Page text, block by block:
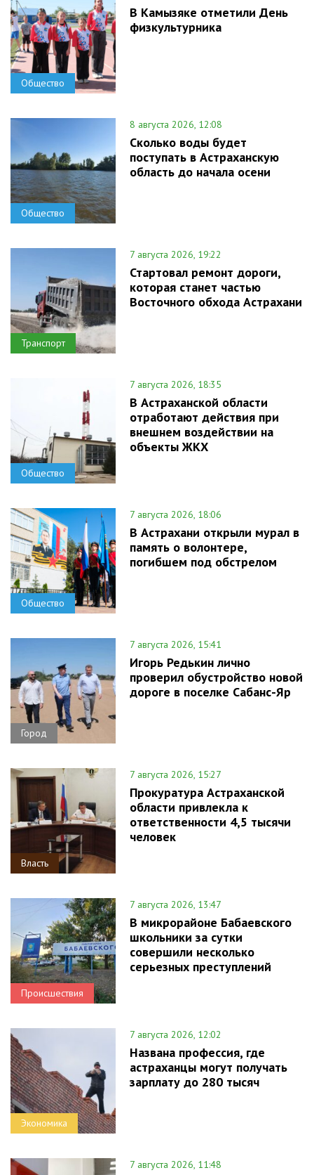
Общество
В Камызяке отметили День
физкультурника
Общество
8 августа 2026, 12:08
Сколько воды будет
поступать в Астраханскую
область до начала осени
Транспорт
7 августа 2026, 19:22
Стартовал ремонт дороги,
которая станет частью
Восточного обхода Астрахани
Общество
7 августа 2026, 18:35
В Астраханской области
отработают действия при
внешнем воздействии на
объекты ЖКХ
Общество
7 августа 2026, 18:06
В Астрахани открыли мурал в
память о волонтере,
погибшем под обстрелом
Город
7 августа 2026, 15:41
Игорь Редькин лично
проверил обустройство новой
дороге в поселке Сабанс-Яр
Власть
7 августа 2026, 15:27
Прокуратура Астраханской
области привлекла к
ответственности 4,5 тысячи
человек
Происшествия
7 августа 2026, 13:47
В микрорайоне Бабаевского
школьники за сутки
совершили несколько
серьезных преступлений
Экономика
7 августа 2026, 12:02
Названа профессия, где
астраханцы могут получать
зарплату до 280 тысяч
7 августа 2026, 11:48